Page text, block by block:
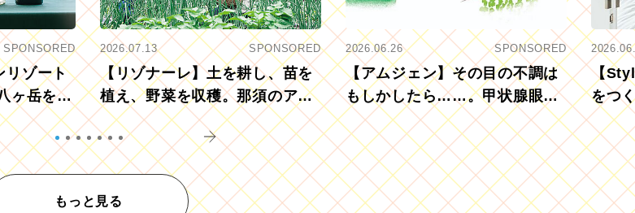
SPONSORED
リゾート
ヶ岳を望
2026.07.13 SPONSORED
【リゾナーレ】土を耕し、苗を
植え、野菜を収穫。那須のアグ
リツーリズモを体験
2026.06.26 SPONSORED
【アムジェン】その目の不調は
もしかしたら……。甲状腺眼症
を知っていますか？
【
をつ
もっと見る